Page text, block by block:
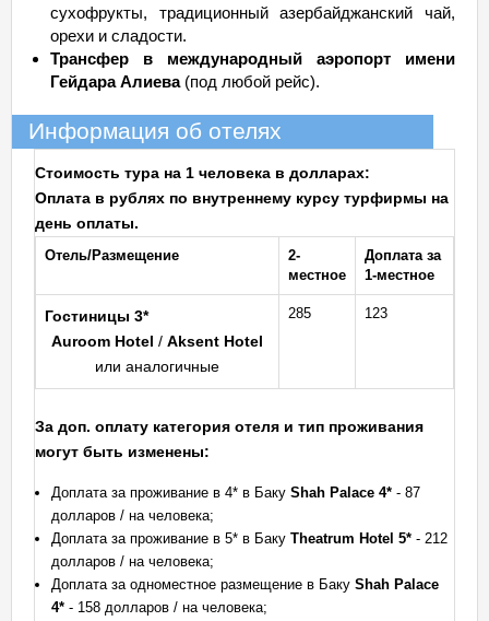
сухофрукты, традиционный азербайджанский чай,
орехи и сладости.
Трансфер в международный аэропорт имени
Гейдара Алиева(под любой рейс).
Информация об отелях
Стоимость тура на 1 человека в долларах:
Оплата в рублях по внутреннему курсу турфирмы на
день оплаты.
Отель/Размещение
2-
местное
Доплата за
1-местное
Гостиницы 3*
Auroom Hotel / Aksent Hotel
или аналогичные
285 123
За доп. оплату категория отеля и тип проживания
могут быть изменены:
Доплата за проживание в 4* в Баку Shah Palace 4* - 87
долларов / на человека;
Доплата за проживание в 5* в Баку Theatrum Hotel 5* - 212
долларов / на человека;
Доплата за одноместное размещение в Баку Shah Palace
4* - 158 долларов / на человека;